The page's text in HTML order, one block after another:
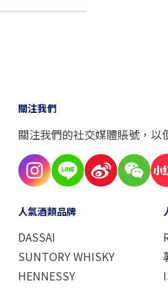
9 10
關注我們
關注我們的社交媒體賬號，以
人氣酒類品牌
DASSAI
SUNTORY WHISKY
HENNESSY